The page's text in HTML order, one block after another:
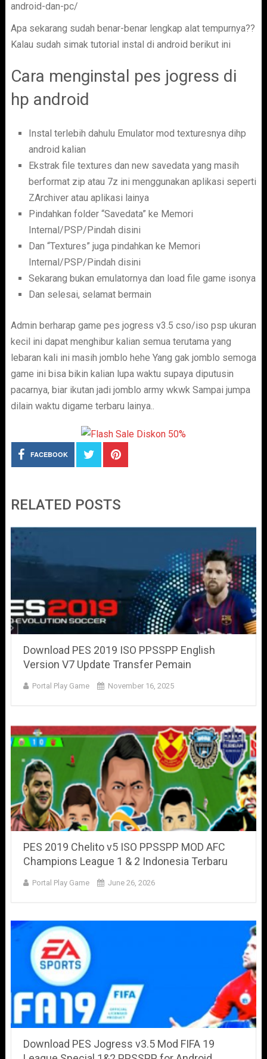
android-dan-pc/
Apa sekarang sudah benar-benar lengkap alat tempurnya??
Kalau sudah simak tutorial instal di android berikut ini
Cara menginstal pes jogress di
hp android
Instal terlebih dahulu Emulator mod texturesnya dihp
android kalian
Ekstrak file textures dan new savedata yang masih
berformat zip atau 7z ini menggunakan aplikasi seperti
ZArchiver atau aplikasi lainya
Pindahkan folder “Savedata” ke Memori
Internal/PSP/Pindah disini
Dan “Textures” juga pindahkan ke Memori
Internal/PSP/Pindah disini
Sekarang bukan emulatornya dan load file game isonya
Dan selesai, selamat bermain
Admin berharap game pes jogress v3.5 cso/iso psp ukuran
kecil ini dapat menghibur kalian semua terutama yang
lebaran kali ini masih jomblo hehe Yang gak jomblo semoga
game ini bisa bikin kalian lupa waktu supaya diputusin
pacarnya, biar ikutan jadi jomblo army wkwk Sampai jumpa
dilain waktu digame terbaru lainya..
FACEBOOK
RELATED POSTS
Download PES 2019 ISO PPSSPP English
Version V7 Update Transfer Pemain
Portal Play Game November 16, 2025
PES 2019 Chelito v5 ISO PPSSPP MOD AFC
Champions League 1 & 2 Indonesia Terbaru
Portal Play Game June 26, 2026
Download PES Jogress v3.5 Mod FIFA 19